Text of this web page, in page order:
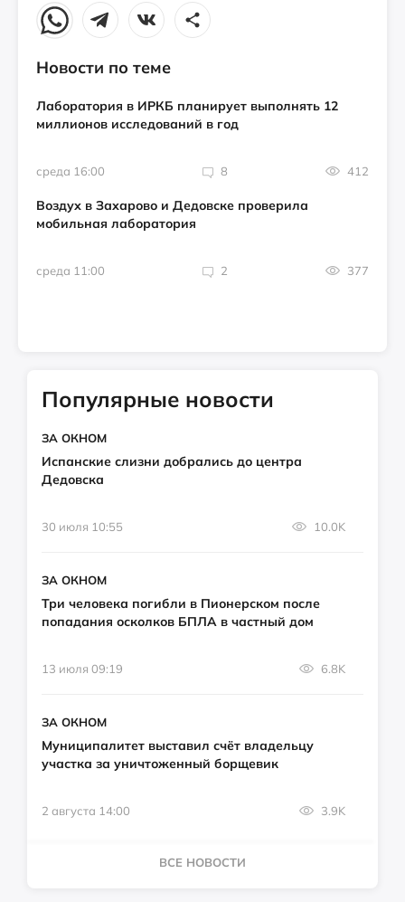
Новости по теме
Лаборатория в ИРКБ планирует выполнять 12
миллионов исследований в год
среда 16:00 8 412
Воздух в Захарово и Дедовске проверила
мобильная лаборатория
среда 11:00 2 377
Популярные новости
ЗА ОКНОМ
Испанские слизни добрались до центра
Дедовска
30 июля 10:55 10.0K
ЗА ОКНОМ
Три человека погибли в Пионерском после
попадания осколков БПЛА в частный дом
13 июля 09:19 6.8K
ЗА ОКНОМ
Муниципалитет выставил счёт владельцу
участка за уничтоженный борщевик
2 августа 14:00 3.9K
ВСЕ НОВОСТИ